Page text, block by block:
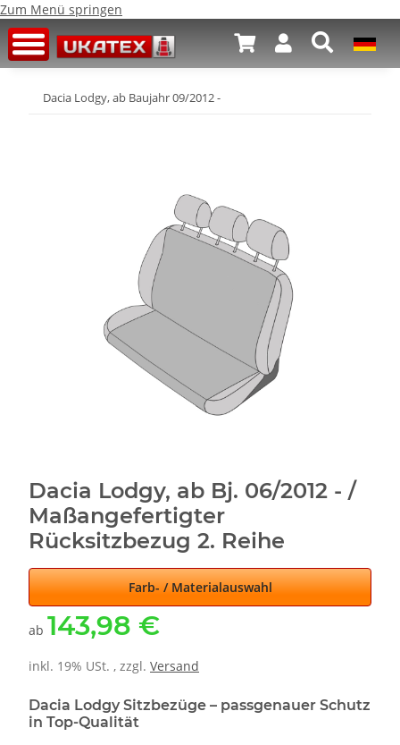
Zum Menü springen
Dacia Lodgy, ab Baujahr 09/2012 -
Dacia Lodgy, ab Bj. 06/2012 - /
Maßangefertigter
Rücksitzbezug 2. Reihe
Farb- / Materialauswahl
ab 143,98 €
inkl. 19% USt. , zzgl. Versand
Dacia Lodgy Sitzbezüge – passgenauer Schutz
in Top-Qualität